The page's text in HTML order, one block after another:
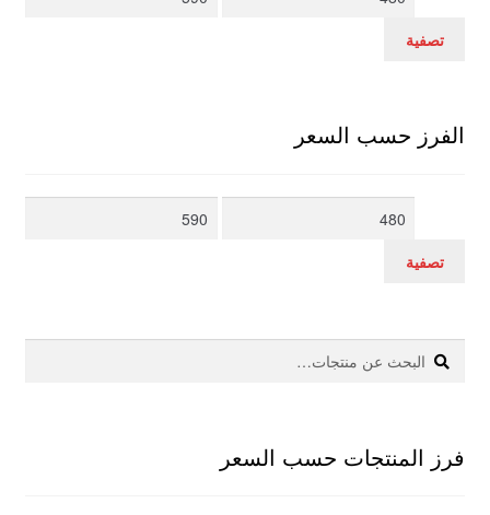
تصفية
الفرز حسب السعر
أدنى
أعلى
تصفية
البحث
عن:
بحث
فرز المنتجات حسب السعر